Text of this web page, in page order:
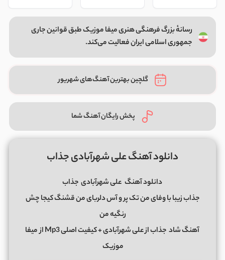
رسانهٔ بزرگ فرهنگی هنری میفا موزیک طبق قوانین جاری
جمهوری اسلامی ایران فعالیت می‌کند.
گلچین بهترین آهنگ‌های شهریور
پخش رایگان آهنگ شما
دانلود آهنگ علی شهرآبادی جذاب
دانلود آهنگ علی شهرآبادی جذاب
جذاب زیبا با وفای من تک پر و آس دلربای من قشنگ کیجا چش
رنگیه من
آهنگ شاد جذابازعلی شهرآبادی+ کیفیت اصلی Mp3 از
میفا
موزیک